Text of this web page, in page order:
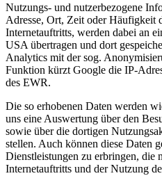
Nutzungs- und nutzerbezogene
Adresse, Ort, Zeit oder Häufigkeit
Internetauftritts, werden dabei an
USA übertragen und dort
Analytics mit der sog.
Funktion kürzt Google die IP-
des EWR.
Die so erhobenen Daten werden
uns eine Auswertung über den
sowie über die dortigen
stellen. Auch können diese Daten
Dienstleistungen zu erbringen, die
Internetauftritts und der Nutzung